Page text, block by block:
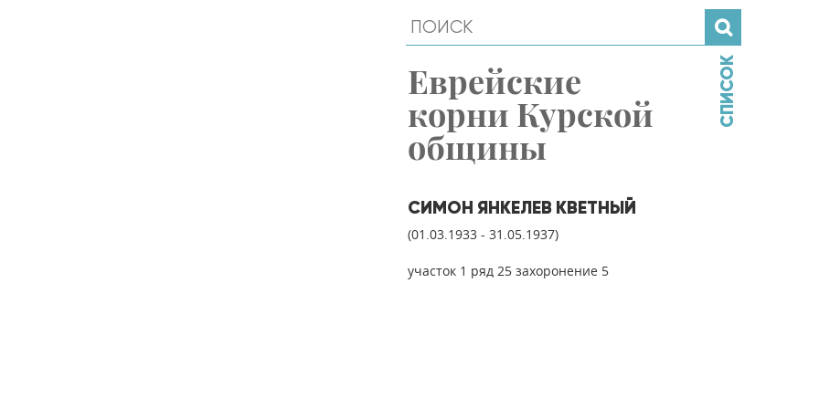
Еврейские
корни Курской
общины
СИМОН ЯНКЕЛЕВ КВЕТНЫЙ
(01.03.1933 - 31.05.1937)
участок 1 ряд 25 захоронение 5
СПИСОК